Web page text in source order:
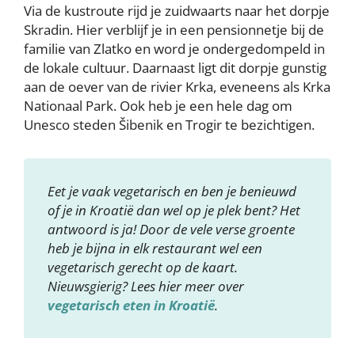
Via de kustroute rijd je zuidwaarts naar het dorpje
Skradin. Hier verblijf je in een pensionnetje bij de
familie van Zlatko en word je ondergedompeld in
de lokale cultuur. Daarnaast ligt dit dorpje gunstig
aan de oever van de rivier Krka, eveneens als Krka
Nationaal Park. Ook heb je een hele dag om
Unesco steden Šibenik en Trogir te bezichtigen.
Eet je vaak vegetarisch en ben je benieuwd
of je in Kroatië dan wel op je plek bent? Het
antwoord is ja! Door de vele verse groente
heb je bijna in elk restaurant wel een
vegetarisch gerecht op de kaart.
Nieuwsgierig? Lees hier meer over
vegetarisch eten in Kroatië.